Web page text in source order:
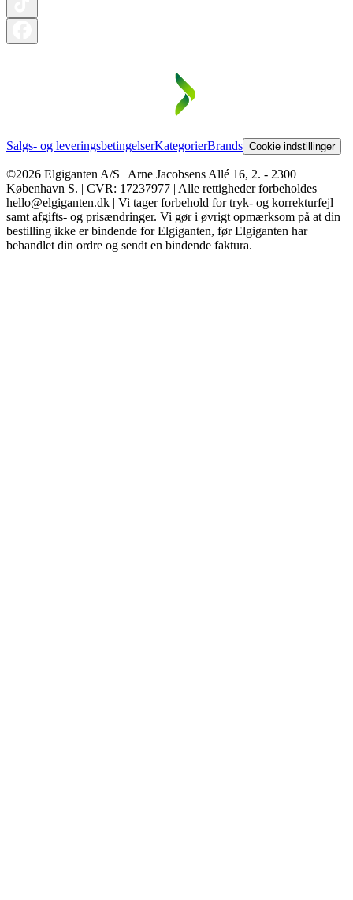
Salgs- og leveringsbetingelserKategorierBrands Cookie indstillinger
©2026 Elgiganten A/S | Arne Jacobsens Allé 16, 2. - 2300
København S. | CVR: 17237977 | Alle rettigheder forbeholdes |
hello@elgiganten.dk | Vi tager forbehold for tryk- og korrekturfejl
samt afgifts- og prisændringer. Vi gør i øvrigt opmærksom på at din
bestilling ikke er bindende for Elgiganten, før Elgiganten har
behandlet din ordre og sendt en bindende faktura.